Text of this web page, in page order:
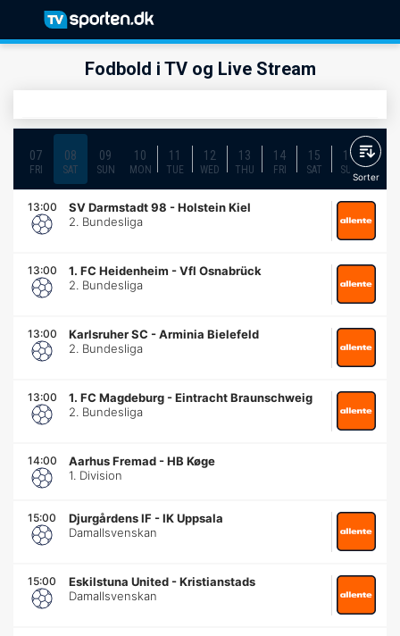
Fodbold i TV og Live Stream
07
FRI
08
SAT
09
SUN
10
MON
11
TUE
12
WED
13
THU
14
FRI
15
SAT
16
SUN
17
MON
Sorter
13:00 SV Darmstadt 98 -Holstein Kiel
2. Bundesliga
13:00 1. FC Heidenheim -Vfl Osnabrück
2. Bundesliga
13:00 Karlsruher SC -Arminia Bielefeld
2. Bundesliga
13:00 1. FC Magdeburg -Eintracht Braunschweig
2. Bundesliga
14:00 Aarhus Fremad -HB Køge
1. Division
15:00 Djurgårdens IF -IK Uppsala
Damallsvenskan
15:00 Eskilstuna United -Kristianstads
Damallsvenskan